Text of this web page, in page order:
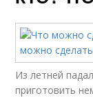
Из летней
приготовить